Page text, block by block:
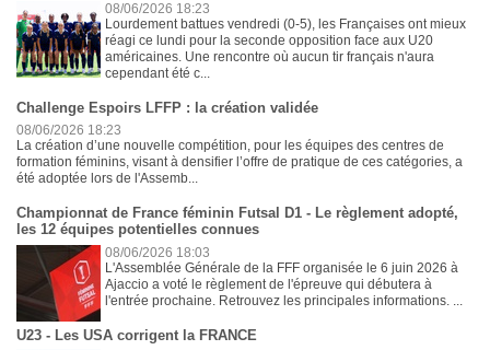
08/06/2026 18:23
Lourdement battues vendredi (0-5), les Françaises ont mieux
réagi ce lundi pour la seconde opposition face aux U20
américaines. Une rencontre où aucun tir français n'aura
cependant été c...
Challenge Espoirs LFFP : la création validée
08/06/2026 18:23
La création d’une nouvelle compétition, pour les équipes des centres de
formation féminins, visant à densifier l’offre de pratique de ces catégories, a
été adoptée lors de l'Assemb...
Championnat de France féminin Futsal D1 - Le règlement adopté,
les 12 équipes potentielles connues
08/06/2026 18:03
L'Assemblée Générale de la FFF organisée le 6 juin 2026 à
Ajaccio a voté le règlement de l'épreuve qui débutera à
l'entrée prochaine. Retrouvez les principales informations. ...
U23 - Les USA corrigent la FRANCE